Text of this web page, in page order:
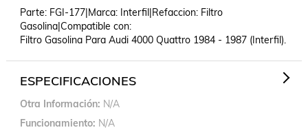
Parte: FGI-177|Marca: Interfil|Refaccion: Filtro
Gasolina|Compatible con:
Filtro Gasolina Para Audi 4000 Quattro 1984 - 1987 (Interfil).
ESPECIFICACIONES
Otra Información N/A
Funcionamiento N/A